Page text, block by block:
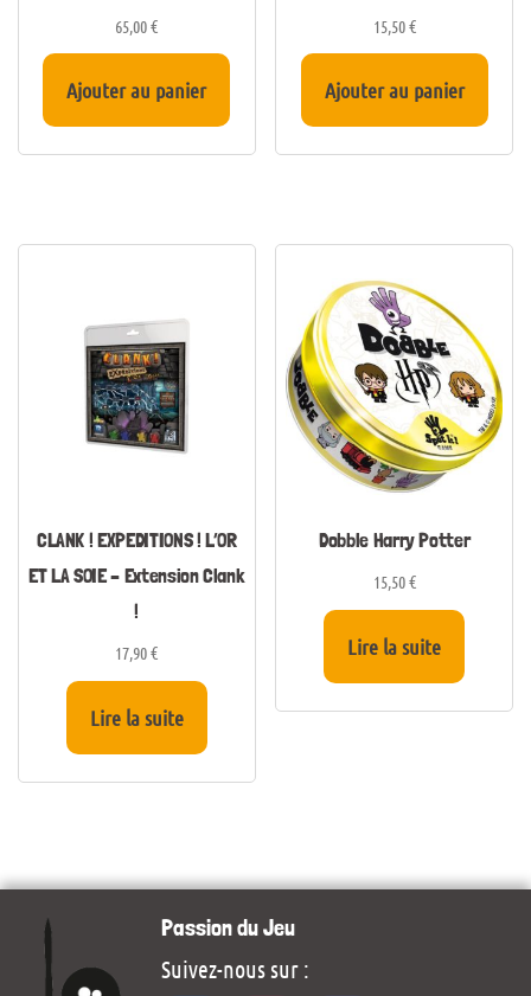
65,00€
Ajouter au panier
15,50€
Ajouter au panier
CLANK ! EXPEDITIONS ! L’OR
ET LA SOIE – Extension Clank
!
17,90€
Lire la suite
Dobble Harry Potter
15,50€
Lire la suite
Passion du Jeu
Suivez-nous sur :